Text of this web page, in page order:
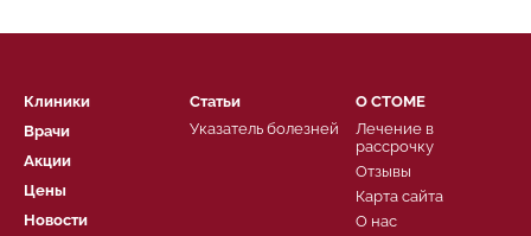
Клиники
Врачи
Акции
Цены
Новости
О СТОМЕ
Лечение в
рассрочку
Отзывы
Карта сайта
О нас
Статьи
Указатель болезней